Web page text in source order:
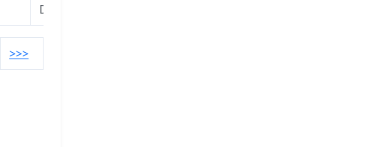
DTT
>>>